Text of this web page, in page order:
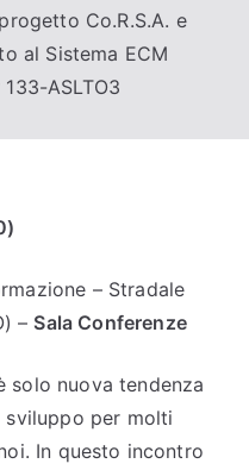
Co.R.S.A. e
al Sistema ECM
ASLTO3
– Stradale
– Sala Conferenze
solo nuova tendenza
per molti
In questo incontro